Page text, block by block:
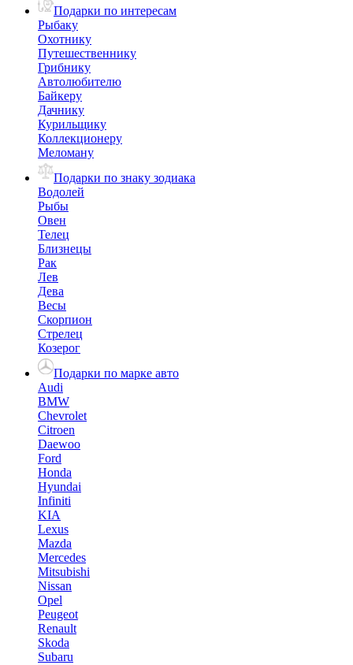
Подарки по интересам
Рыбаку
Охотнику
Путешественнику
Грибнику
Автолюбителю
Байкеру
Дачнику
Курильщику
Коллекционеру
Меломану
Подарки по знаку зодиака
Водолей
Рыбы
Овен
Телец
Близнецы
Рак
Лев
Дева
Весы
Скорпион
Стрелец
Козерог
Подарки по марке авто
Audi
BMW
Chevrolet
Citroen
Daewoo
Ford
Honda
Hyundai
Infiniti
KIA
Lexus
Mazda
Mercedes
Mitsubishi
Nissan
Opel
Peugeot
Renault
Skoda
Subaru